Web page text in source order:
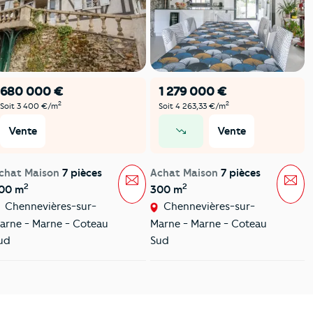
680 000 €
Soit 3 400 €/m2
Vente
Maison 7 pièces
m2
Chennevières-sur-
- Marne - Coteau
Message
1 279 000 €
Soit 4 263,33 €/m2
Vente
Achat Maison 7 pièces
300 m2
Chennevières-sur-
Marne - Marne - Coteau
Sud